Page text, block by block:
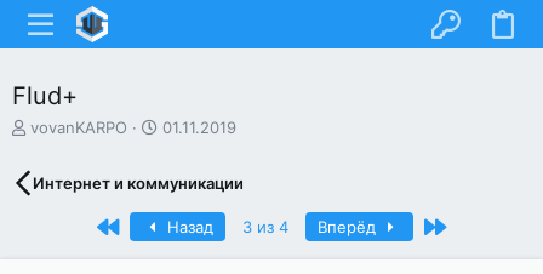
Flud+
А
т
о
е
vovanKARPO
Д
а
н
а
ч
01.11.2019
Интернет и коммуникации
ПервыйНазад 3 из 4 Вперёд Последний